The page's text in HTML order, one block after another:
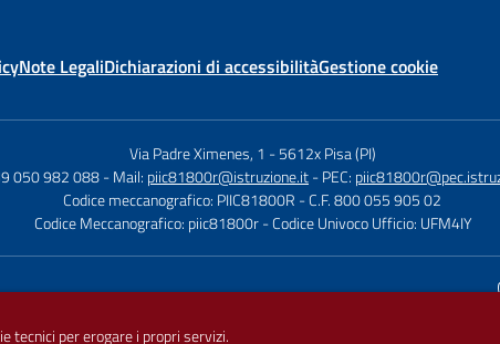
Note LegaliDichiarazioni di accessibilitàGestione cookie
Via Padre Ximenes, 1 -5612x Pisa (PI)
050 982 088- Mail: piic81800r@istruzione.it- PEC:
Codice meccanografico: PIIC81800R - C.F. 800 055 905 02
Codice Meccanografico: piic81800r - Codice Univoco Ufficio: UFM4IY
tecnici per erogare i propri servizi.